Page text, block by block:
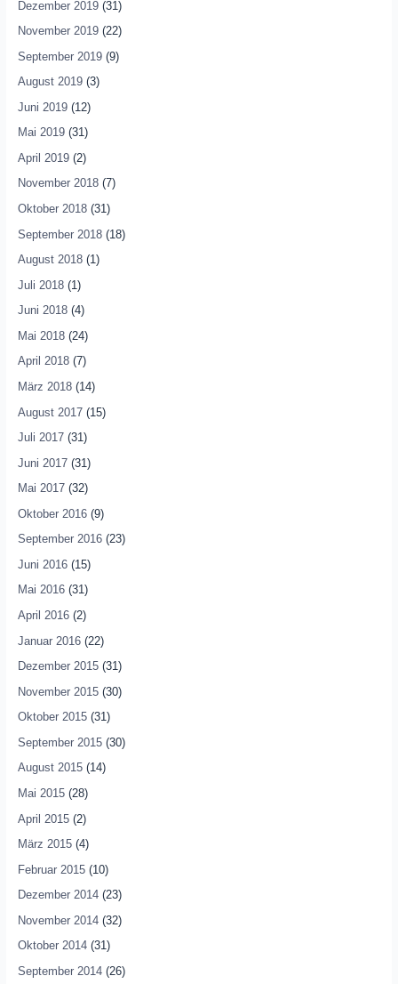
Dezember 2019(31)
November 2019(22)
September 2019(9)
August 2019(3)
Juni 2019(12)
Mai 2019(31)
April 2019(2)
November 2018(7)
Oktober 2018(31)
September 2018(18)
August 2018(1)
Juli 2018(1)
Juni 2018(4)
Mai 2018(24)
April 2018(7)
März 2018(14)
August 2017(15)
Juli 2017(31)
Juni 2017(31)
Mai 2017(32)
Oktober 2016(9)
September 2016(23)
Juni 2016(15)
Mai 2016(31)
April 2016(2)
Januar 2016(22)
Dezember 2015(31)
November 2015(30)
Oktober 2015(31)
September 2015(30)
August 2015(14)
Mai 2015(28)
April 2015(2)
März 2015(4)
Februar 2015(10)
Dezember 2014(23)
November 2014(32)
Oktober 2014(31)
September 2014(26)